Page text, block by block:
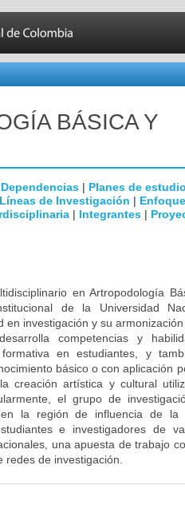
BÁSICA Y
Dependencias | Planes de
Líneas de Investigación |
| Integrantes |
en Artropodología
de la Universidad
en investigación y su
competencias y
en estudiantes, y
básico o con aplicación
creación artística y cultural
el grupo de
en la región de influencia de
e investigadores de
una apuesta de trabajo
de investigación.